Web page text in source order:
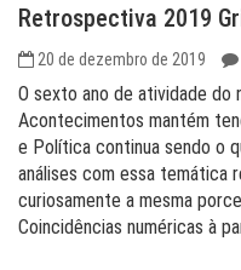
Retrospectiva 2019
20 de dezembro de 2019
O sexto ano de atividade do
Acontecimentos mantém
e Política continua sendo o
análises com essa temática
curiosamente a mesma
Coincidências numéricas à